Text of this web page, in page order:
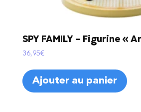
SPY FAMILY – Figurine «
36,95€
Ajouter au panier